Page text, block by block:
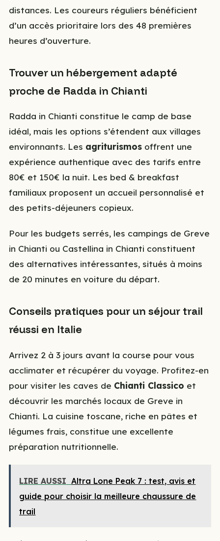
distances. Les coureurs réguliers bénéficient
d’un accès prioritaire lors des 48 premières
heures d’ouverture.
Trouver un hébergement adapté
proche de Radda in Chianti
Radda in Chianti constitue le camp de base
idéal, mais les options s’étendent aux villages
environnants. Les agriturismos offrent une
expérience authentique avec des tarifs entre
80€ et 150€ la nuit. Les bed & breakfast
familiaux proposent un accueil personnalisé et
des petits-déjeuners copieux.
Pour les budgets serrés, les campings de Greve
in Chianti ou Castellina in Chianti constituent
des alternatives intéressantes, situés à moins
de 20 minutes en voiture du départ.
Conseils pratiques pour un séjour trail
réussi en Italie
Arrivez 2 à 3 jours avant la course pour vous
acclimater et récupérer du voyage. Profitez-en
pour visiter les caves de Chianti Classico et
découvrir les marchés locaux de Greve in
Chianti. La cuisine toscane, riche en pâtes et
légumes frais, constitue une excellente
préparation nutritionnelle.
LIRE AUSSI Altra Lone Peak 7 : test, avis et
guide pour choisir la meilleure chaussure de
trail